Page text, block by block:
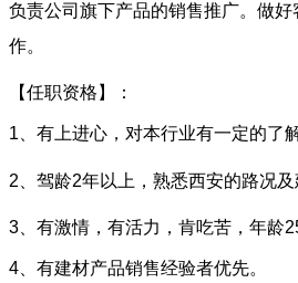
负责公司旗下产品的销售推广。做
作。
【任职资格】：
1、有上进心，对本行业有一定的了解
2、 驾龄2年以上， 熟悉西安的路况
3、有激情，有活力，肯吃苦，年龄
4、有建材产品销售经验者优先。